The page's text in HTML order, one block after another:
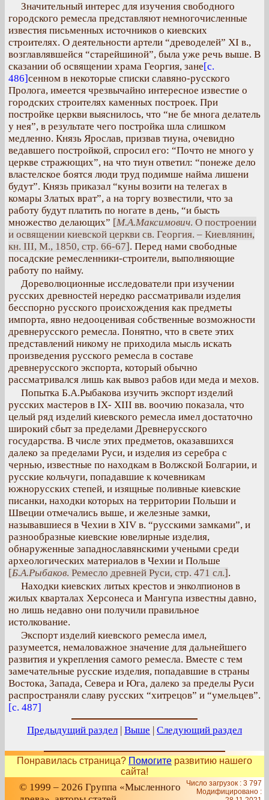
Значительный интерес для изучения свободного
городского ремесла представляют немногочисленные
известия письменных источников о киевских
строителях. О деятельности артели “древоделей” XI в.,
возглавлявшейся “старейшиной”, была уже речь выше. В
сказании об освящении храма Георгия, зане[с.
486]сенном в некоторые списки славяно-русского
Пролога, имеется чрезвычайно интересное известие о
городских строителях каменных построек. При
постройке церкви выяснилось, что “не бе многа делатель
у нея”, в результате чего постройка шла слишком
медленно. Князь Ярослав, призвав тиуна, очевидно
ведавшего постройкой, спросил его: “Почто не много у
церкве стражющих”, на что тиун ответил: “понеже дело
властелское боятся люди труд подимше найма лишени
будут”. Князь приказал “куны возити на телегах в
комары Златых врат”, а на торгу возвестили, что за
работу будут платить по ногате в день, “и бысть
множество делающих” [М.А.Максимович. О построении
и освящении киевской церкви св. Георгия. – Киевлянин,
кн. III, М., 1850, стр. 66-67]. Перед нами свободные
посадские ремесленники-строители, выполняющие
работу по найму.
Дореволюционные исследователи при изучении
русских древностей нередко рассматривали изделия
бесспорно русского происхождения как предметы
импорта, явно недооценивая собственные возможности
древнерусского ремесла. Понятно, что в свете этих
представлений никому не приходила мысль искать
произведения русского ремесла в составе
древнерусского экспорта, который обычно
рассматривался лишь как вывоз рабов иди меда и мехов.
Попытка Б.А.Рыбакова изучить экспорт изделий
русских мастеров в IX- XIII вв. воочию показала, что
целый ряд изделий киевского ремесла имел достаточно
широкий сбыт за пределами Древнерусского
государства. В числе этих предметов, оказавшихся
далеко за пределами Руси, и изделия из серебра с
чернью, известные по находкам в Волжской Болгарии, и
русские кольчуги, попадавшие к кочевникам
южнорусских степей, и изящные поливные киевские
писанки, находки которых на территории Польши и
Швеции отмечались выше, и железные замки,
называвшиеся в Чехии в XIV в. “русскими замками”, и
разнообразные киевские ювелирные изделия,
обнаруженные западнославянскими учеными среди
археологических материалов в Чехии и Польше
[Б.А.Рыбаков. Ремесло древней Руси, стр. 471 сл.].
Находки киевских литых крестов и энколпионов в
жилых кварталах Херсонеса и Мангупа известны давно,
но лишь недавно они получили правильное
истолкование.
Экспорт изделий киевского ремесла имел,
разумеется, немаловажное значение для дальнейшего
развития и укрепления самого ремесла. Вместе с тем
замечательные русские изделия, попадавшие в страны
Востока, Запада, Севера и Юга, далеко за пределы Руси
распространяли славу русских “хитрецов” и “умельцев”.
[с. 487]
Предыдущий раздел | Выше | Следующий раздел
Понравилась страница? Помогите развитию нашего
сайта!
© 1999 – 2026 Группа «Мысленного
Число загрузок : 3 797
Модифицировано :